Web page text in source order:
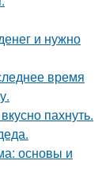
и нужно
время
пахнуть.
основы и